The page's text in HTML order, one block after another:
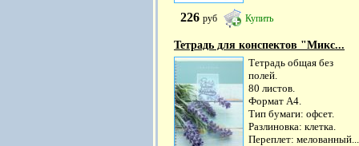
226 руб Купить
Тетрадь для конспектов "Микс...
Тетрадь общая без
полей.
80 листов.
Формат А4.
Тип бумаги: офсет.
Разлиновка: клетка.
Переплет: мелованный...